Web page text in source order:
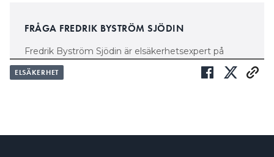
FRÅGA FREDRIK BYSTRÖM SJÖDIN
Fredrik Byström Sjödin är elsäkerhetsexpert på
Installatörsföretagen. Mejla din fråga direkt till
fredrik.sjodin@in.se
ELSÄKERHET